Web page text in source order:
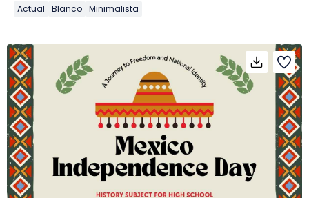
Actual Blanco Minimalista